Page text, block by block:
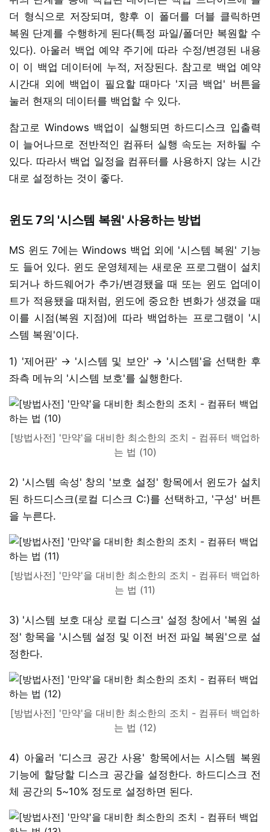
더 형식으로 저장되며, 향후 이 폴더를 더블 클릭하면
복원 단계를 수행하게 된다(특정 파일/폴더만 복원할 수
있다). 아울러 백업 예약 주기에 따라 수정/변경된 내용
이 이 백업 데이터에 누적, 저장된다. 참고로 백업 예약
시간대 외에 백업이 필요할 때마다 '지금 백업' 버튼을
눌러 현재의 데이터를 백업할 수 있다.
참고로 Windows 백업이 실행되면 하드디스크 입출력
이 늘어나므로 전반적인 컴퓨터 실행 속도는 저하될 수
있다. 따라서 백업 일정을 컴퓨터를 사용하지 않는 시간
대로 설정하는 것이 좋다.
윈도 7의 '시스템 복원' 사용하는 방법
MS 윈도 7에는 Windows 백업 외에 '시스템 복원' 기능
도 들어 있다. 윈도 운영체제는 새로운 프로그램이 설치
되거나 하드웨어가 추가/변경됐을 때 또는 윈도 업데이
트가 적용됐을 때처럼, 윈도에 중요한 변화가 생겼을 때
이를 시점(복원 지점)에 따라 백업하는 프로그램이 '시
스템 복원'이다.
1) '제어판' → '시스템 및 보안' → '시스템'을 선택한 후
좌측 메뉴의 '시스템 보호'를 실행한다.
[방법사전] '만약'을 대비한 최소한의 조치 - 컴퓨터 백업하
는 법 (10)
2) '시스템 속성' 창의 '보호 설정' 항목에서 윈도가 설치
된 하드디스크(로컬 디스크 C:)를 선택하고, '구성' 버튼
을 누른다.
[방법사전] '만약'을 대비한 최소한의 조치 - 컴퓨터 백업하
는 법 (11)
3) '시스템 보호 대상 로컬 디스크' 설정 창에서 '복원 설
정' 항목을 '시스템 설정 및 이전 버전 파일 복원'으로 설
정한다.
[방법사전] '만약'을 대비한 최소한의 조치 - 컴퓨터 백업하
는 법 (12)
4) 아울러 '디스크 공간 사용' 항목에서는 시스템 복원
기능에 할당할 디스크 공간을 설정한다. 하드디스크 전
체 공간의 5~10% 정도로 설정하면 된다.